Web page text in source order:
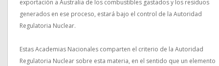
exportación a Australia de los combustibles gastados y los residuos
generados en ese proceso, estará bajo el control de la Autoridad
Regulatoria Nuclear.
Estas Academias Nacionales comparten el criterio de la Autoridad
Regulatoria Nuclear sobre esta materia, en el sentido que un elemento